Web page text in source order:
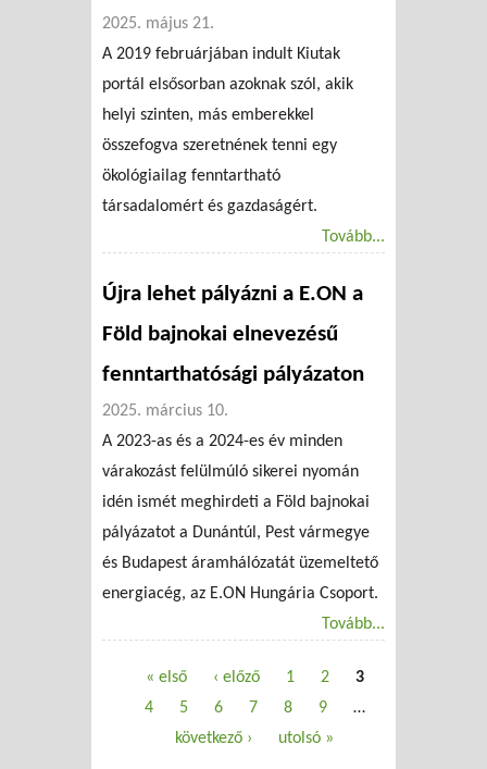
2025. május 21.
A 2019 februárjában indult Kiutak
portál elsősorban azoknak szól, akik
helyi szinten, más emberekkel
összefogva szeretnének tenni egy
ökológiailag fenntartható
társadalomért és gazdaságért.
Tovább...
Újra lehet pályázni a E.ON a
Föld bajnokai elnevezésű
fenntarthatósági pályázaton
2025. március 10.
A 2023-as és a 2024-es év minden
várakozást felülmúló sikerei nyomán
idén ismét meghirdeti a Föld bajnokai
pályázatot a Dunántúl, Pest vármegye
és Budapest áramhálózatát üzemeltető
energiacég, az E.ON Hungária Csoport.
Tovább...
Oldalak
« első ‹ előző 1 2
3
4
5 6 7 8 9
…
következő ›
utolsó »